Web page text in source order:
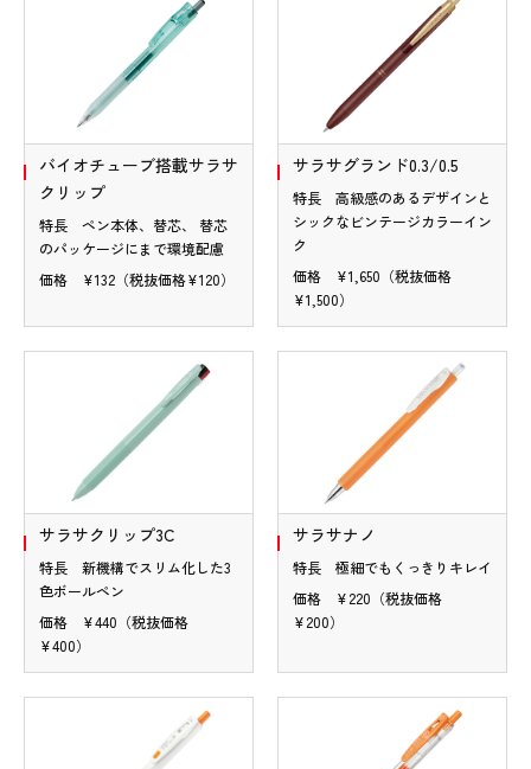
バイオチューブ搭載サラサ
クリップ
特長 ペン本体、替芯、 替芯
のパッケージにまで環境配慮
価格 ¥132（税抜価格¥120）
サラサグランド0.3/0.5
特長 高級感のあるデザインと
シックなビンテージカラーイン
ク
価格 ¥1,650（税抜価格
¥1,500）
サラサクリップ3C
特長 新機構でスリム化した3
色ボールペン
価格 ¥440（税抜価格
¥400）
サラサナノ
特長 極細でもくっきりキレイ
価格 ¥220（税抜価格
¥200）